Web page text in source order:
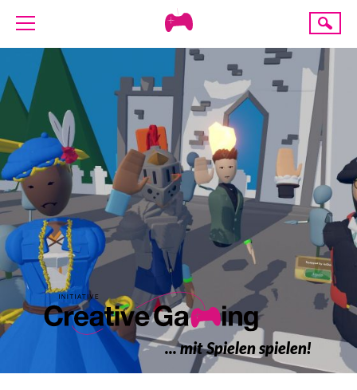
Creative
AKTUELLES
TERMINE
ANGEBOTE
PROJEKTE
PRESSE
SPENDE
Suche
... mit Spielen spielen!